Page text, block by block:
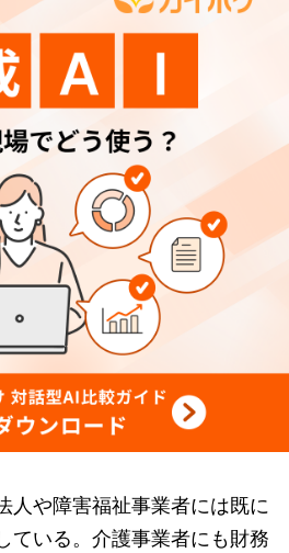
人や障害福祉事業者には既に
ている。介護事業者にも財務